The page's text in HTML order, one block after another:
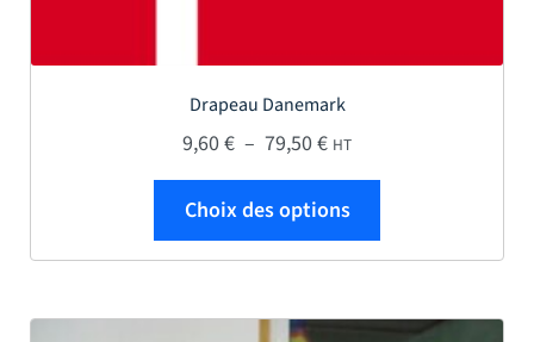
Drapeau Danemark
9,60€ – 79,50€Plage de prix : 9,60 € à
HT
Choix des options